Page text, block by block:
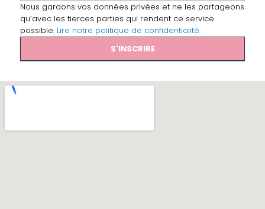
Nous gardons vos données privées et ne les partageons
qu’avec les tierces parties qui rendent ce service
possible. Lire notre politique de confidentialité.